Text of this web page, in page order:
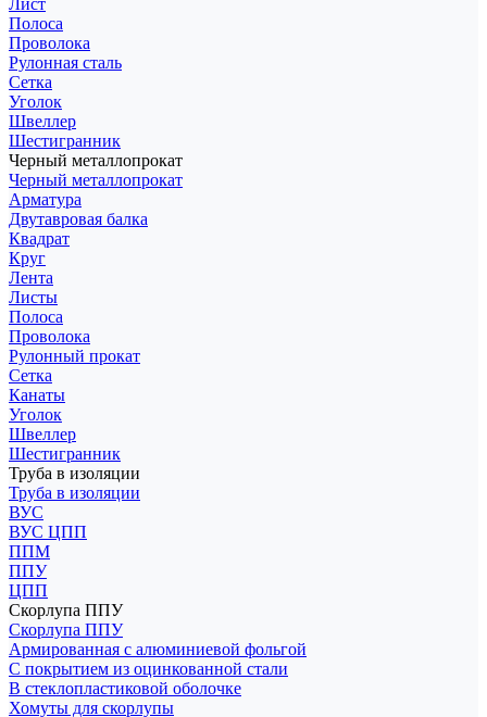
Лист
Полоса
Проволока
Рулонная сталь
Сетка
Уголок
Швеллер
Шестигранник
Черный металлопрокат
Черный металлопрокат
Арматура
Двутавровая балка
Квадрат
Круг
Лента
Листы
Полоса
Проволока
Рулонный прокат
Сетка
Канаты
Уголок
Швеллер
Шестигранник
Труба в изоляции
Труба в изоляции
ВУС
ВУС ЦПП
ППМ
ППУ
ЦПП
Скорлупа ППУ
Скорлупа ППУ
Армированная с алюминиевой фольгой
С покрытием из оцинкованной стали
В стеклопластиковой оболочке
Хомуты для скорлупы